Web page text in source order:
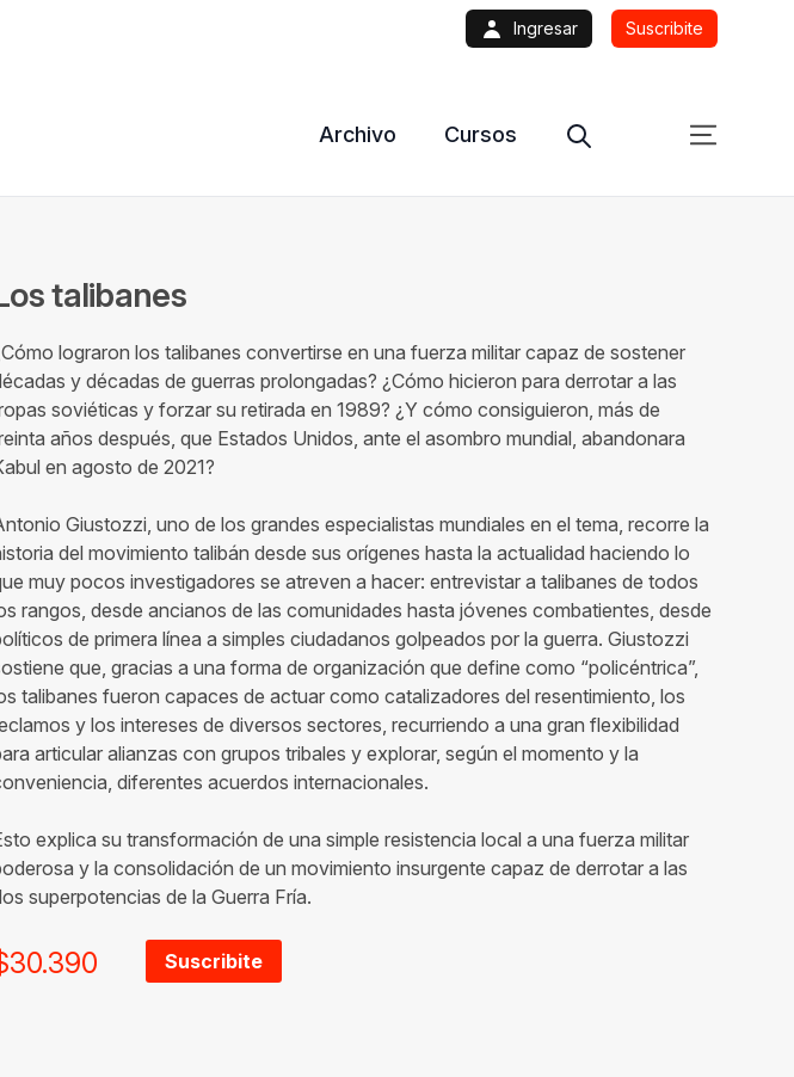
Ingresar Suscribite
Archivo Cursos
talibanes
lograron los talibanes convertirse en una fuerza militar capaz de sostener
y décadas de guerras prolongadas? ¿Cómo hicieron para derrotar a las
soviéticas y forzar su retirada en 1989? ¿Y cómo consiguieron, más de
años después, que Estados Unidos, ante el asombro mundial, abandonara
en agosto de 2021?
Giustozzi, uno de los grandes especialistas mundiales en el tema, recorre la
del movimiento talibán desde sus orígenes hasta la actualidad haciendo lo
muy pocos investigadores se atreven a hacer: entrevistar a talibanes de todos
rangos, desde ancianos de las comunidades hasta jóvenes combatientes, desde
de primera línea a simples ciudadanos golpeados por la guerra. Giustozzi
que, gracias a una forma de organización que define como “policéntrica”,
talibanes fueron capaces de actuar como catalizadores del resentimiento, los
y los intereses de diversos sectores, recurriendo a una gran flexibilidad
articular alianzas con grupos tribales y explorar, según el momento y la
diferentes acuerdos internacionales.
explica su transformación de una simple resistencia local a una fuerza militar
y la consolidación de un movimiento insurgente capaz de derrotar a las
superpotencias de la Guerra Fría.
30.390 Suscribite